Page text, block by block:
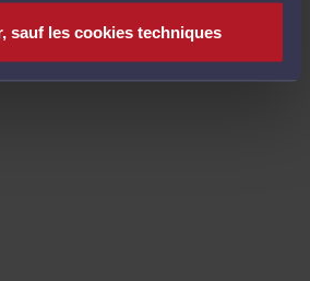
sauf les cookies techniques